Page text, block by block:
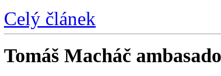
Celý článek
Tomáš Macháč